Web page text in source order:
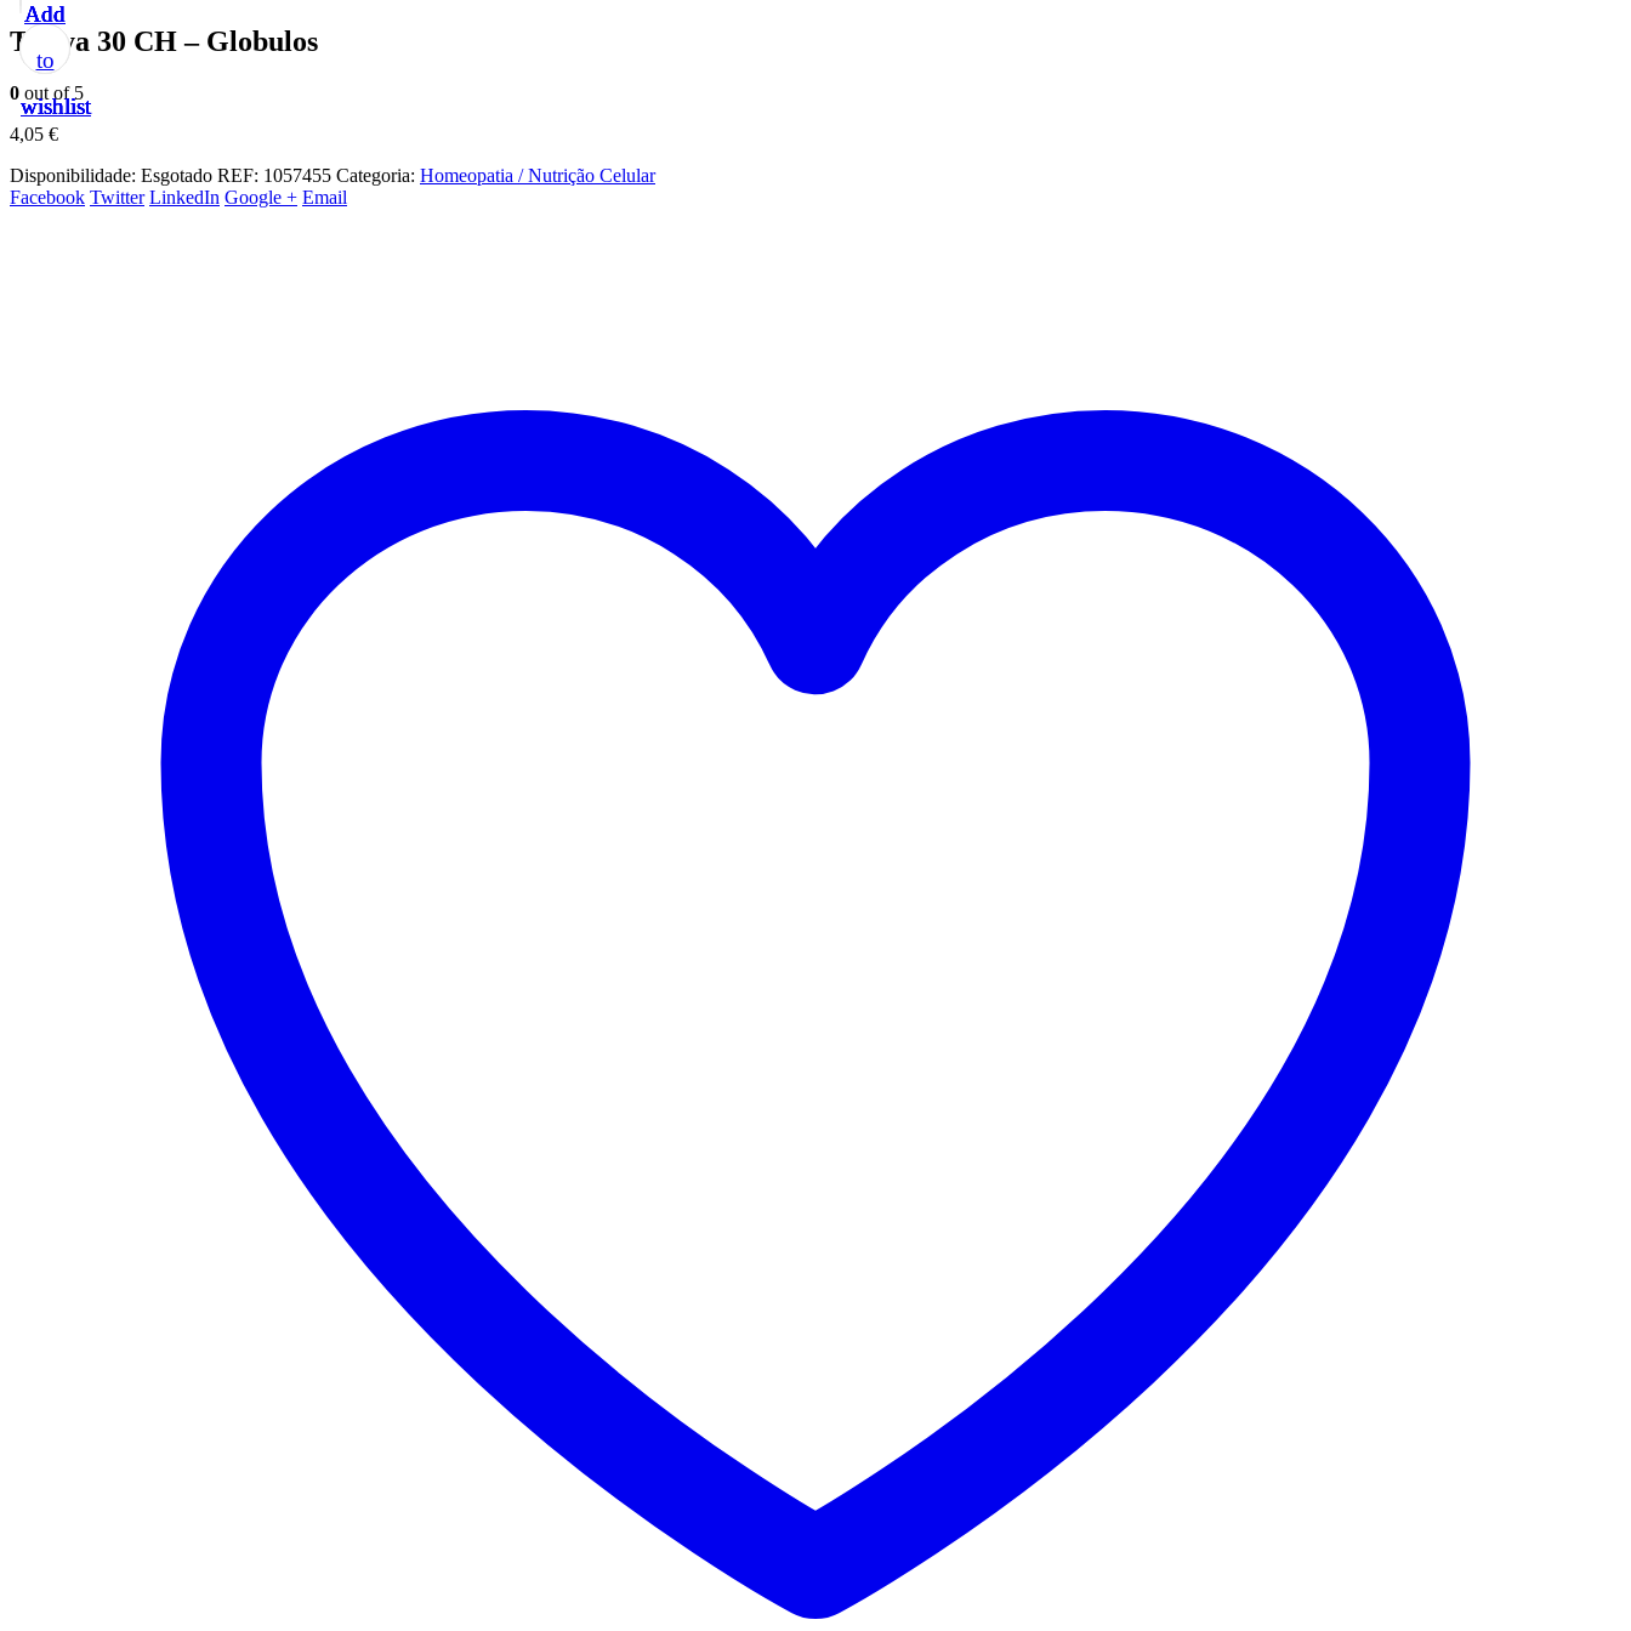
Thuya 30 CH – Globulos
0 out of 5
4,05 €
Disponibilidade: Esgotado REF: 1057455 Categoria: Homeopatia / Nutrição Celular
Facebook Twitter LinkedIn Google + Email
Add
to
wishlist
Add
to
wishlist
Add
to
wishlist
Add
to
wishlist
Add
to
wishlist